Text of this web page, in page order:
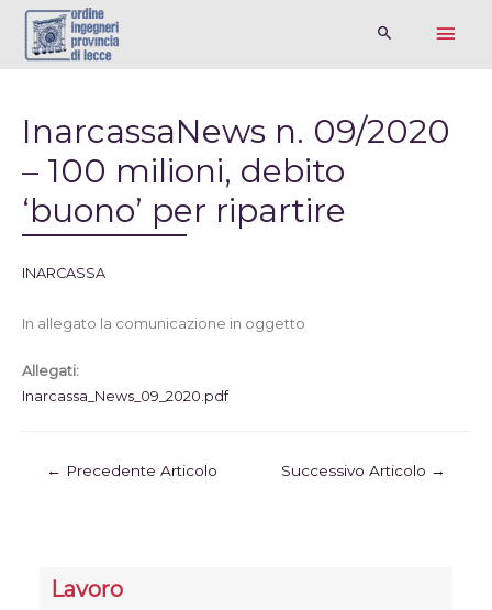
InarcassaNews n. 09/2020
– 100 milioni, debito
‘buono’ per ripartire
INARCASSA
In allegato la comunicazione in oggetto
Allegati:
Inarcassa_News_09_2020.pdf
← Precedente Articolo Successivo Articolo →
Lavoro